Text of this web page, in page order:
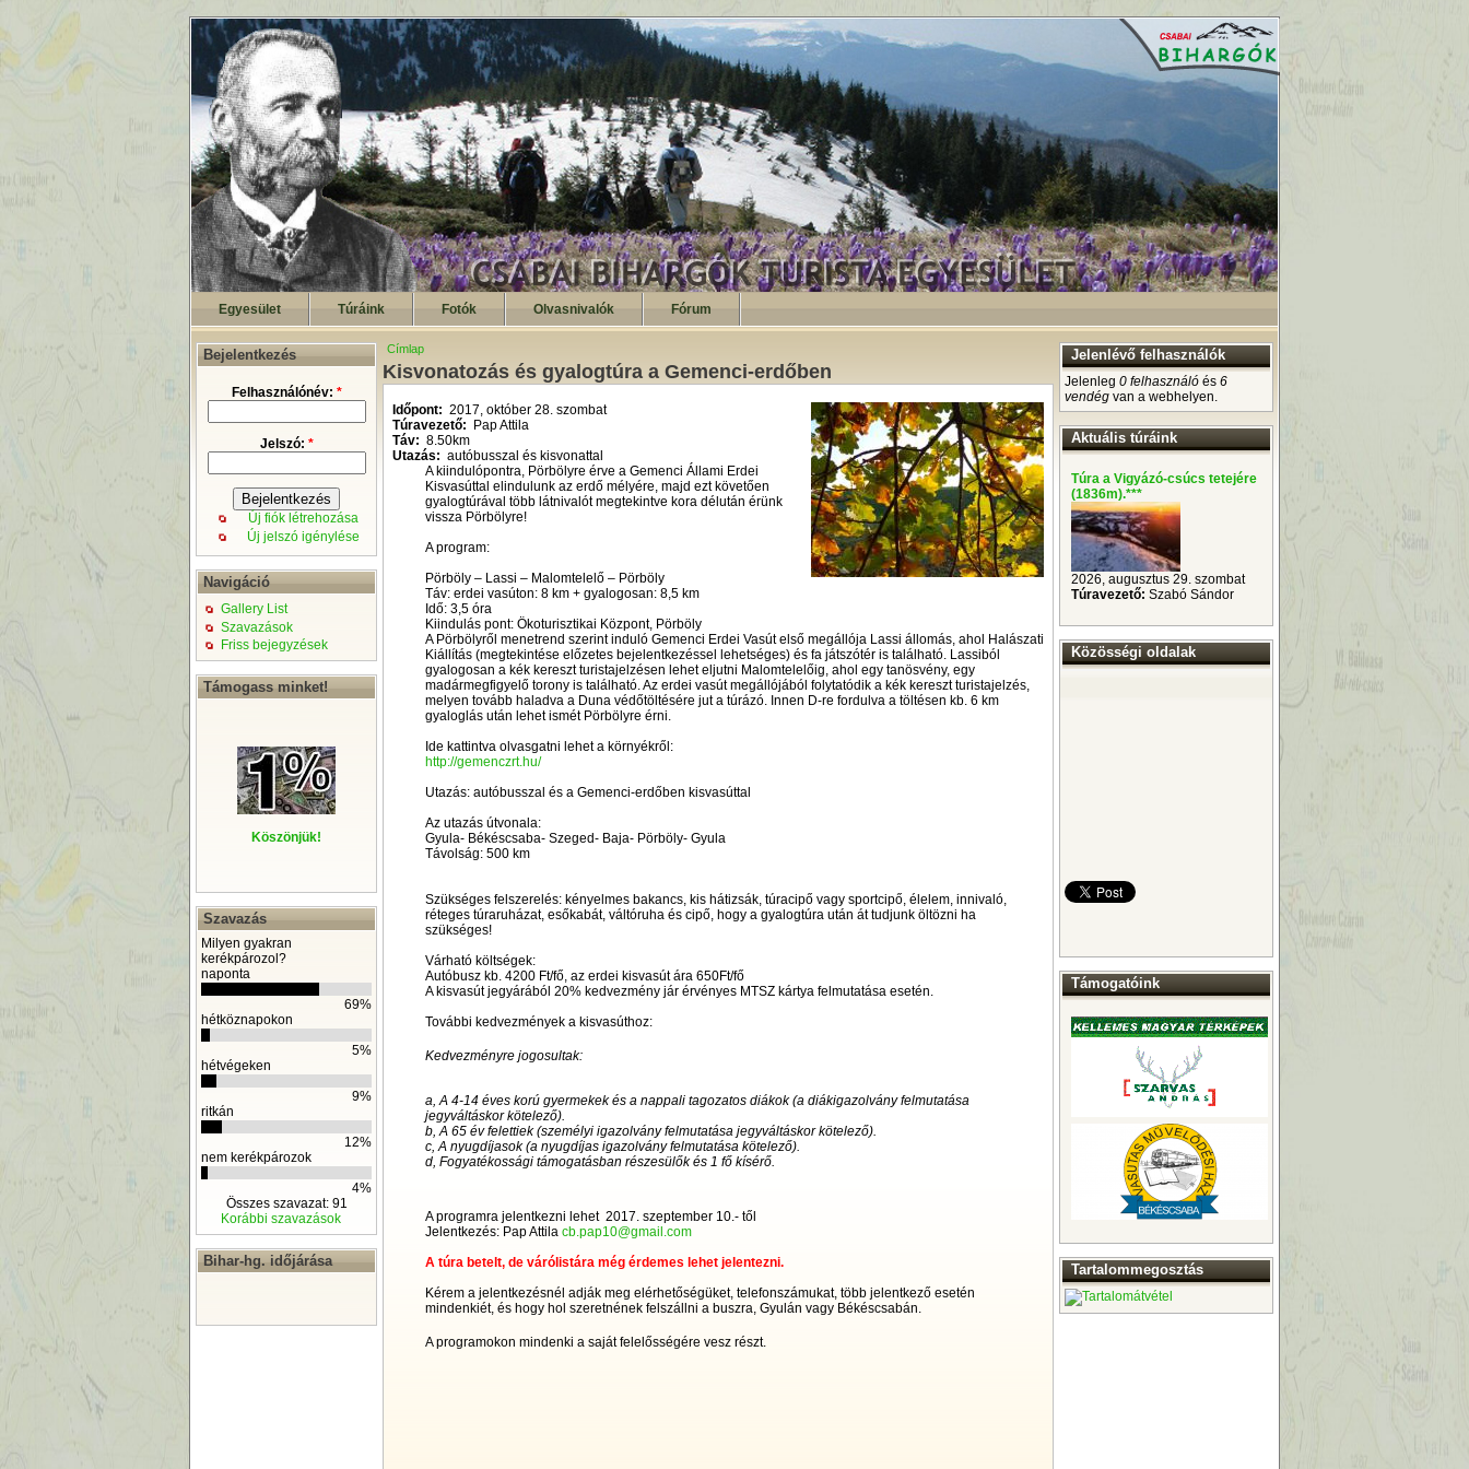
Egyesület Túráink Fotók Olvasnivalók Fórum
Bejelentkezés
Felhasználónév: *
Jelszó: *
Új fiók létrehozása
Új jelszó igénylése
Navigáció
Gallery List
Szavazások
Friss bejegyzések
Támogass minket!
Köszönjük!
Szavazás
Milyen gyakran
kerékpározol?
naponta
69%
hétköznapokon
5%
hétvégeken
9%
ritkán
12%
nem kerékpározok
4%
Összes szavazat: 91
Korábbi szavazások
Bihar-hg. időjárása
Címlap
Kisvonatozás és gyalogtúra a Gemenci-erdőben
Időpont: 2017, október 28. szombat
Túravezető:
Pap Attila
Táv: 8.50km
Utazás: autóbusszal és kisvonattal
A kiindulópontra, Pörbölyre érve a Gemenci Állami Erdei
Kisvasúttal elindulunk az erdő mélyére, majd ezt követően
gyalogtúrával több látnivalót megtekintve kora délután érünk
vissza Pörbölyre!
A program:
Pörböly – Lassi – Malomtelelő – Pörböly
Táv: erdei vasúton: 8 km + gyalogosan: 8,5 km
Idő: 3,5 óra
Kiindulás pont: Ökoturisztikai Központ, Pörböly
A Pörbölyről menetrend szerint induló Gemenci Erdei Vasút első megállója Lassi állomás, ahol Halászati
Kiállítás (megtekintése előzetes bejelentkezéssel lehetséges) és fa játszótér is található. Lassiból
gyalogosan a kék kereszt turistajelzésen lehet eljutni Malomtelelőig, ahol egy tanösvény, egy
madármegfigyelő torony is található. Az erdei vasút megállójából folytatódik a kék kereszt turistajelzés,
melyen tovább haladva a Duna védőtöltésére jut a túrázó. Innen D-re fordulva a töltésen kb. 6 km
gyaloglás után lehet ismét Pörbölyre érni.
Ide kattintva olvasgatni lehet a környékről:
http://gemenczrt.hu/
Utazás: autóbusszal és a Gemenci-erdőben kisvasúttal
Az utazás útvonala:
Gyula- Békéscsaba- Szeged- Baja- Pörböly- Gyula
Távolság: 500 km
Szükséges felszerelés: kényelmes bakancs, kis hátizsák, túracipő vagy sportcipő, élelem, innivaló,
réteges túraruházat, esőkabát, váltóruha és cipő, hogy a gyalogtúra után át tudjunk öltözni ha
szükséges!
Várható költségek:
Autóbusz kb. 4200 Ft/fő, az erdei kisvasút ára 650Ft/fő
A kisvasút jegyárából 20% kedvezmény jár érvényes MTSZ kártya felmutatása esetén.
További kedvezmények a kisvasúthoz:
Kedvezményre jogosultak:
a, A 4-14 éves korú gyermekek és a nappali tagozatos diákok (a diákigazolvány felmutatása
jegyváltáskor kötelező).
b, A 65 év felettiek (személyi igazolvány felmutatása jegyváltáskor kötelező).
c, A nyugdíjasok (a nyugdíjas igazolvány felmutatása kötelező).
d, Fogyatékossági támogatásban részesülők és 1 fő kísérő.
A programra jelentkezni lehet 2017. szeptember 10.- től
Jelentkezés: Pap Attila cb.pap10@gmail.com
A túra betelt, de várólistára még érdemes lehet jelentezni.
Kérem a jelentkezésnél adják meg elérhetőségüket, telefonszámukat, több jelentkező esetén
mindenkiét, és hogy hol szeretnének felszállni a buszra, Gyulán vagy Békéscsabán.
A programokon mindenki a saját felelősségére vesz részt.
Jelenlévő felhasználók
Jelenleg 0 felhasználó és 6
vendég van a webhelyen.
Aktuális túráink
Túra a Vigyázó-csúcs tetejére
(1836m).***
2026, augusztus 29. szombat
Túravezető: Szabó Sándor
Közösségi oldalak
Támogatóink
Tartalommegosztás